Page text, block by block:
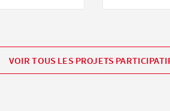
VOIR TOUS LES PROJETS